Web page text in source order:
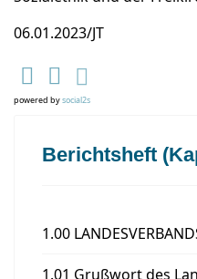
06.01.2023/JT
powered bysocial2s
Berichtsheft
1.00
1.01 Grußwort des